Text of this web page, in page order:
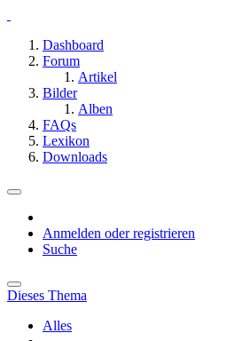
Dashboard
Forum
Artikel
Bilder
Alben
FAQs
Lexikon
Downloads
Anmelden oder registrieren
Suche
Dieses Thema
Alles